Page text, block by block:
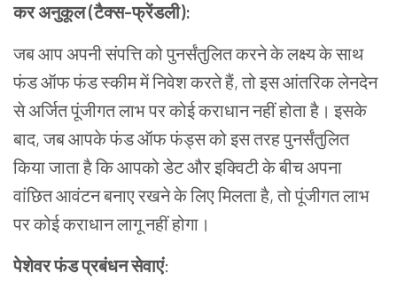
कर अनुकूल (टैक्स-फ्रेंडली):
जब आप अपनी संपत्ति को पुनर्संतुलित करने के लक्ष्य के साथ
फंड ऑफ फंड स्कीम में निवेश करते हैं,तो इस आंतरिक लेनदेन
से अर्जित पूंजीगत लाभ पर कोई कराधान नहीं होता है। इसके
बाद,जब आपके फंड ऑफ फंड्स को इस तरह पुनर्संतुलित
किया जाता है कि आपको डेट और इक्विटी के बीच अपना
वांछित आवंटन बनाए रखने के लिए मिलता है,तो पूंजीगत लाभ
पर कोई कराधान लागू नहीं होगा।
पेशेवर फंड प्रबंधन सेवाएं: